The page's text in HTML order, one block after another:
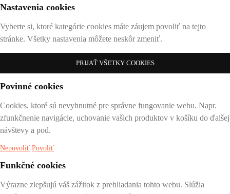
Nastavenia cookies
Vyberte si, ktoré kategórie cookies máte záujem povoliť na tejto
stránke. Všetky nastavenia môžete neskôr zmeniť.
PRIJAŤ VŠETKY COOKIES
Povinné cookies
Cookies, ktoré sú nevyhnutné pre správne fungovanie webu. Napr.
zfunkčnenie navigácie, uchovanie vašich produktov v košíku do ďalšej
návštevy a pod.
Nepovoliť Povoliť
Funkčné cookies
Výrazne zlepšujú váš zážitok z prehliadania tohto webu. Slúžia